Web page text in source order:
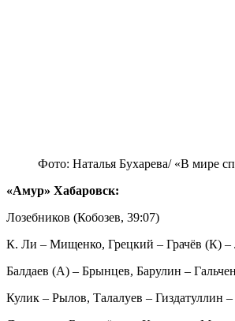
Фото: Наталья Бухарева/ «В мире
«Амур» Хабаровск:
Лозебников (Кобозев, 39:07)
К. Ли – Мищенко, Грецкий – Грачёв (К) –
Балдаев (А) – Брынцев, Барулин –
Кулик – Рылов, Талалуев – Гиздатуллин